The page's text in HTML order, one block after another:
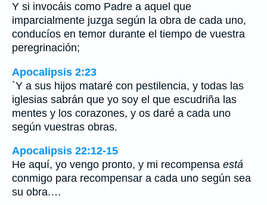
Y si invocáis como Padre a aquel que
imparcialmente juzga según la obra de cada uno,
conducíos en temor durante el tiempo de vuestra
peregrinación;
Apocalipsis 2:23
`Y a sus hijos mataré con pestilencia, y todas las
iglesias sabrán que yo soy el que escudriña las
mentes y los corazones, y os daré a cada uno
según vuestras obras.
Apocalipsis 22:12-15
He aquí, yo vengo pronto, y mi recompensa está
conmigo para recompensar a cada uno según sea
su obra.…